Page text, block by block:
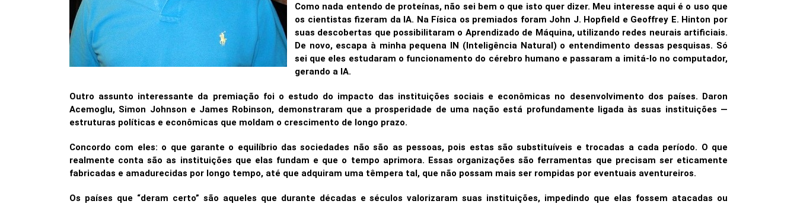
Como nada entendo de proteínas, não sei bem o que isto quer dizer. Meu interesse aqui é o uso que
os cientistas fizeram da IA. Na Física os premiados foram John J. Hopfield e Geoffrey E. Hinton por
suas descobertas que possibilitaram o Aprendizado de Máquina, utilizando redes neurais artificiais.
De novo, escapa à minha pequena IN (Inteligência Natural) o entendimento dessas pesquisas. Só
sei que eles estudaram o funcionamento do cérebro humano e passaram a imitá-lo no computador,
gerando a IA.
Outro assunto interessante da premiação foi o estudo do impacto das instituições sociais e econômicas no desenvolvimento dos países. Daron
Acemoglu, Simon Johnson e James Robinson, demonstraram que a prosperidade de uma nação está profundamente ligada às suas instituições —
estruturas políticas e econômicas que moldam o crescimento de longo prazo.
Concordo com eles: o que garante o equilíbrio das sociedades não são as pessoas, pois estas são substituíveis e trocadas a cada período. O que
realmente conta são as instituições que elas fundam e que o tempo aprimora. Essas organizações são ferramentas que precisam ser eticamente
fabricadas e amadurecidas por longo tempo, até que adquiram uma têmpera tal, que não possam mais ser rompidas por eventuais aventureiros.
Os países que “deram certo” são aqueles que durante décadas e séculos valorizaram suas instituições, impedindo que elas fossem atacadas ou